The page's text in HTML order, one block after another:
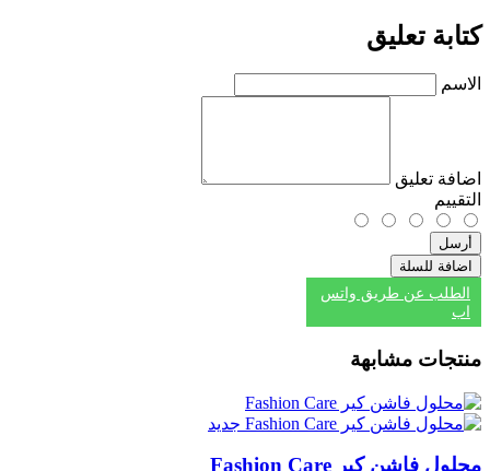
كتابة تعليق
الاسم
اضافة تعليق
التقييم
أرسل
اضافة للسلة
الطلب عن طريق واتس
اب
منتجات مشابهة
جديد
محلول فاشن كير Fashion Care